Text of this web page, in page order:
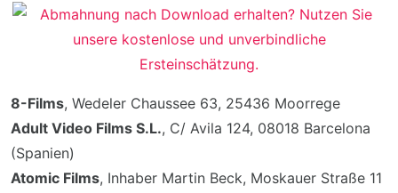
8-Films, Wedeler Chaussee 63, 25436 Moorrege
Adult Video Films S.L., C/ Avila 124, 08018 Barcelona
(Spanien)
Atomic Films, Inhaber Martin Beck, Moskauer Straße 11